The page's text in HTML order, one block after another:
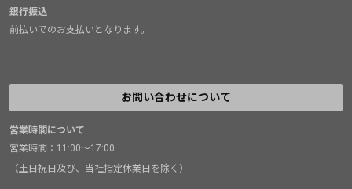
銀行振込
前払いでのお支払いとなります。
お問い合わせについて
営業時間について
営業時間：11:00～17:00
（土日祝日及び、当社指定休業日を除く）